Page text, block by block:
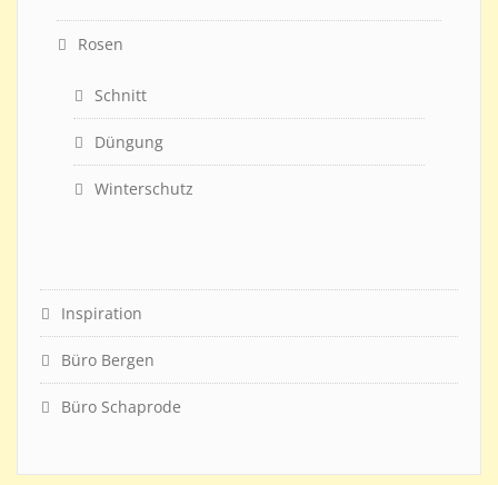
Rosen
Schnitt
Düngung
Winterschutz
Inspiration
Büro Bergen
Büro Schaprode